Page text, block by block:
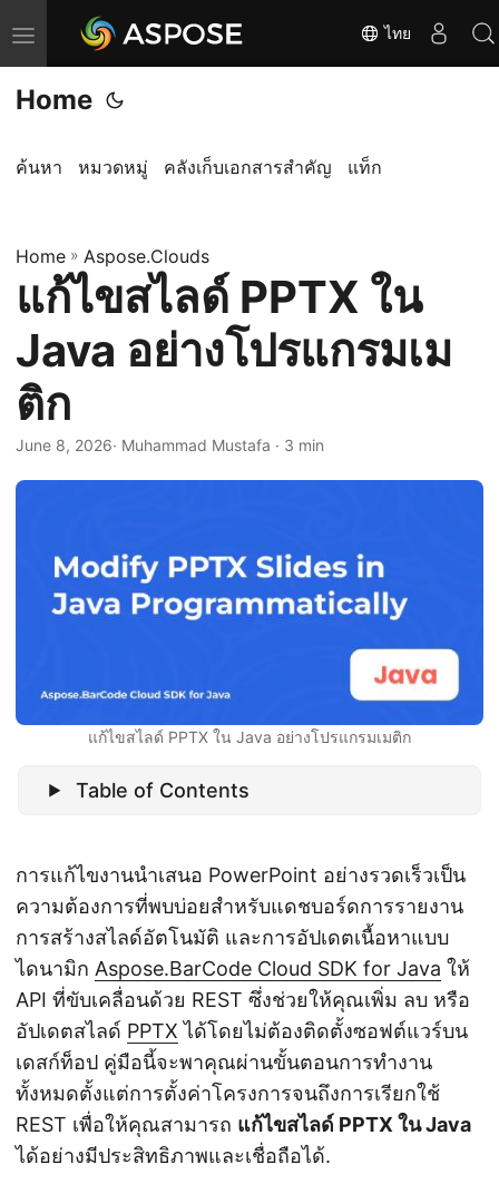
T
o
g
l
a
v
i
a
t
i
o
ไทย
Home
ค้นหา หมวดหมู่ คลังเก็บเอกสารสำคัญ แท็ก
Home » Aspose.Clouds
แก้ไขสไลด์ PPTX ใน
Java อย่างโปรแกรมเม
ติก
June 8, 2026· Muhammad Mustafa · 3 min
แก้ไขสไลด์ PPTX ใน Java อย่างโปรแกรมเมติก
Table of Contents
การแก้ไขงานนำเสนอ PowerPoint อย่างรวดเร็วเป็น
ความต้องการที่พบบ่อยสำหรับแดชบอร์ดการรายงาน
การสร้างสไลด์อัตโนมัติ และการอัปเดตเนื้อหาแบบ
ไดนามิก Aspose.BarCode Cloud SDK for Java ให้
API ที่ขับเคลื่อนด้วย REST ซึ่งช่วยให้คุณเพิ่ม ลบ หรือ
อัปเดตสไลด์ PPTX ได้โดยไม่ต้องติดตั้งซอฟต์แวร์บน
เดสก์ท็อป คู่มือนี้จะพาคุณผ่านขั้นตอนการทำงาน
ทั้งหมดตั้งแต่การตั้งค่าโครงการจนถึงการเรียกใช้
REST เพื่อให้คุณสามารถ แก้ไขสไลด์ PPTX ใน Java
ได้อย่างมีประสิทธิภาพและเชื่อถือได้.